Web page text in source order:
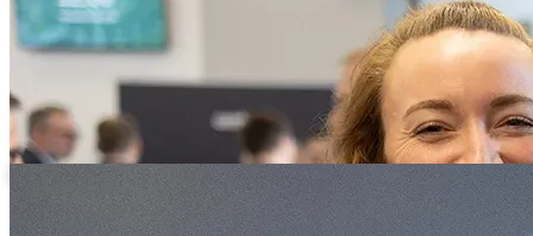
Zuhörer im grauen Kapuzenpullover am Messestand